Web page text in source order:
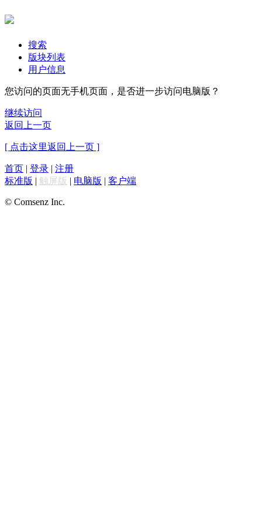
搜索
版块列表
用户信息
您访问的页面无手机页面，是否进一步访问电脑版？
继续访问
返回上一页
[ 点击这里返回上一页 ]
首页 | 登录 | 注册
标准版 | 触屏版 | 电脑版 | 客户端
© Comsenz Inc.